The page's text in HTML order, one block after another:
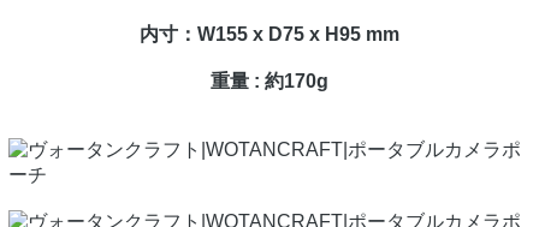
内寸：W155 x D75 x H95 mm
重量 : 約170g